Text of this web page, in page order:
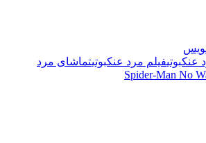
عنکبوتیفیلم مرد عنکبوتیتماشای مرد